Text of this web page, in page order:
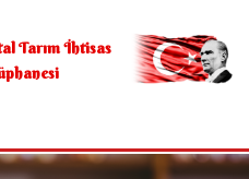
Tarım İhtisas